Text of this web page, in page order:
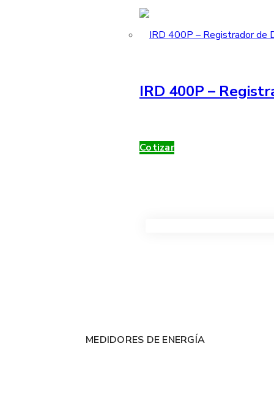
IRD 400P –
Cotizar
MEDIDORES DE ENERGÍA